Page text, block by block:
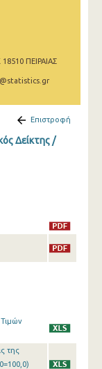
ΠΕΙΡΑΙΑΣ
Επιστροφή
Δείκτης /
της